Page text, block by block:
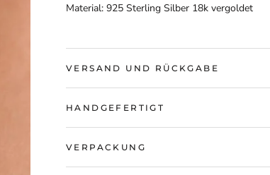
Material: 925 Sterling Silber 18k vergoldet
VERSAND UND RÜCKGABE
HANDGEFERTIGT
VERPACKUNG